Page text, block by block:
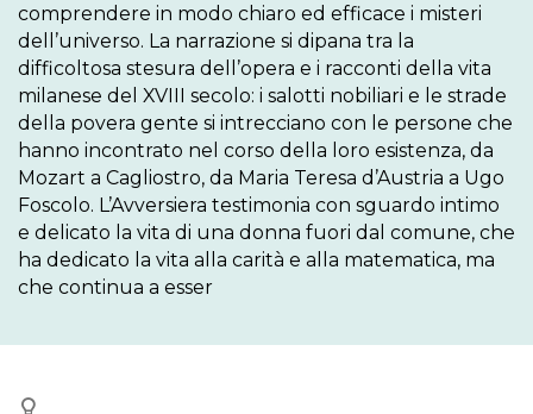
comprendere in modo chiaro ed efficace i misteri
dell’universo. La narrazione si dipana tra la
difficoltosa stesura dell’opera e i racconti della vita
milanese del XVIII secolo: i salotti nobiliari e le strade
della povera gente si intrecciano con le persone che
hanno incontrato nel corso della loro esistenza, da
Mozart a Cagliostro, da Maria Teresa d’Austria a Ugo
Foscolo. L’Avversiera testimonia con sguardo intimo
e delicato la vita di una donna fuori dal comune, che
ha dedicato la vita alla carità e alla matematica, ma
che continua a esser